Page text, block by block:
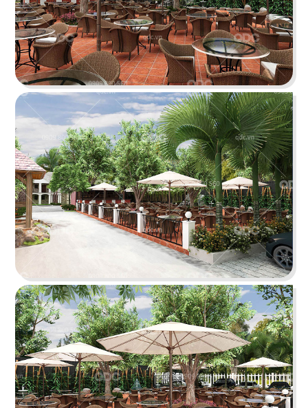
BẮC KIM THANG
Nhà hàng Bắc Kim Thang được thiết kế theo
phong cách Việt Nam dân gian đương đại...
Chi tiết